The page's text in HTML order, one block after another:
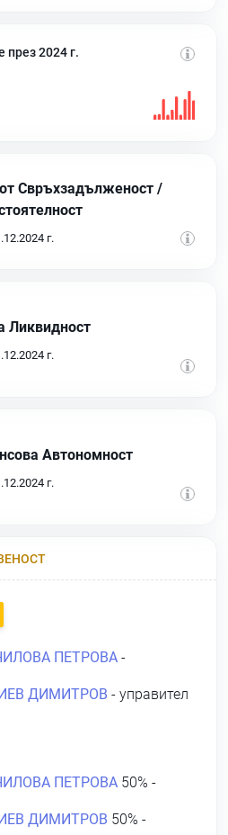
през 2024 г.
Свръхзадълженост /
г.
Ликвидност
г.
Автономност
г.
ПЕТРОВА -
ДИМИТРОВ - управител
ПЕТРОВА 50% -
ДИМИТРОВ 50% -